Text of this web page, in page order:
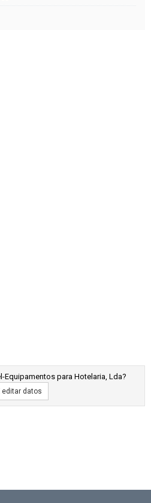
Equipamentos para Hotelaria, Lda?
editar datos